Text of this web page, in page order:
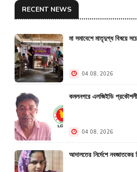
RECENT NEWS
মা সমাবেশে মাতৃদুগ্ধ বিষয়ে
04 08, 2026
কমলনগরে এলজিইডি
04 08, 2026
আদালতের নির্দেশে নবজাতকের